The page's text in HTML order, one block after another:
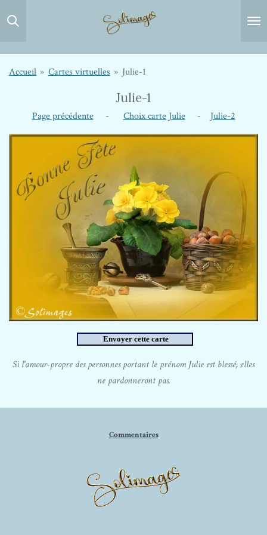
Passer
Accueil » Cartes virtuelles » Julie-1
Julie-1
Page précédente- Choix carte Julie- Julie-2
Si l'amour-propre des personnes portant le prénom Julie est blessé, elles
ne pardonneront pas.
Commentaires